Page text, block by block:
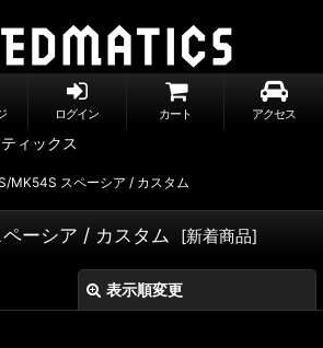
ログイン カート アクセス
MK54S スペーシア / カスタム
ーシア / カスタム [新着商品]
表示順変更